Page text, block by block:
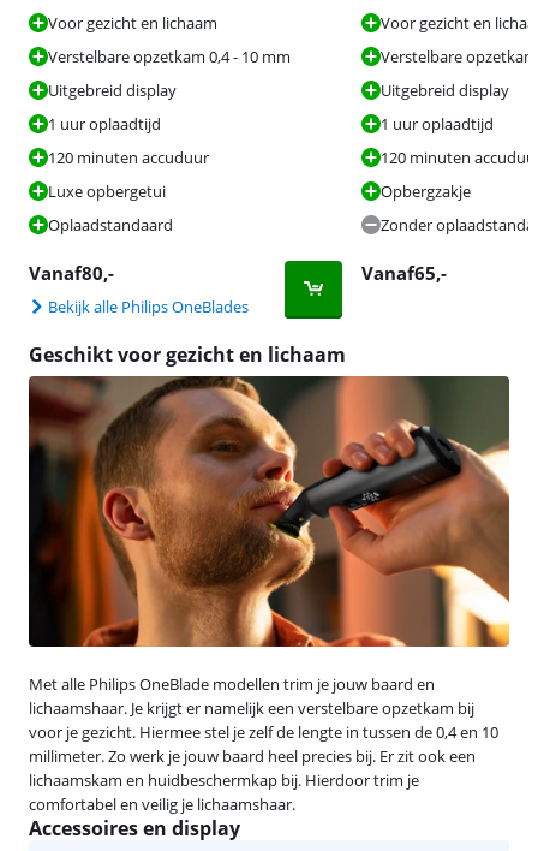
Voor gezicht en lichaam
Verstelbare opzetkam 0,4 - 10 mm
Uitgebreid display
1 uur oplaadtijd
120 minuten accuduur
Luxe opbergetui
Oplaadstandaard
Vanaf80,-
Bekijk alle Philips OneBlades
Voor gezicht en
Verstelbare
Uitgebreid display
1 uur oplaadtijd
120 minuten
Opbergzakje
Zonder
Vanaf65,-
Geschikt voor gezicht en lichaam
Met alle Philips OneBlade modellen trim je jouw baard en
lichaamshaar. Je krijgt er namelijk een verstelbare opzetkam bij
voor je gezicht. Hiermee stel je zelf de lengte in tussen de 0,4 en 10
millimeter. Zo werk je jouw baard heel precies bij. Er zit ook een
lichaamskam en huidbeschermkap bij. Hierdoor trim je
comfortabel en veilig je lichaamshaar.
Accessoires en display